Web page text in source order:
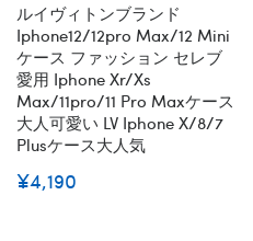
ルイヴィトンブランド
Iphone12/12pro Max/12 Mini
ケース ファッション セレブ
愛用 Iphone Xr/xs
Max/11pro/11 Pro Maxケース
大人可愛い LV Iphone X/8/7
Plusケース大人気
¥4,190